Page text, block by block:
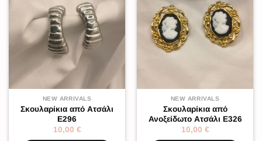
NEW ARRIVALS
Σκουλαρίκια από Ατσάλι
Ε296
10,00 €
NEW ARRIVALS
Σκουλαρίκια από
Ανοξείδωτο Ατσάλι Ε326
10,00 €